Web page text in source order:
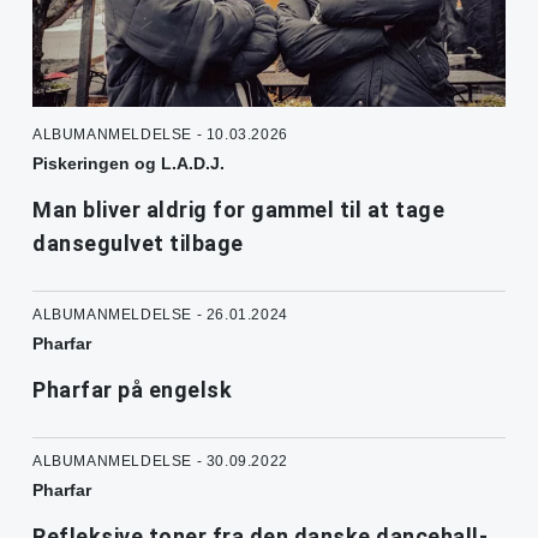
ALBUMANMELDELSE - 10.03.2026
Piskeringen og L.A.D.J.
Man bliver aldrig for gammel til at tage
dansegulvet tilbage
ALBUMANMELDELSE - 26.01.2024
Pharfar
Pharfar på engelsk
ALBUMANMELDELSE - 30.09.2022
Pharfar